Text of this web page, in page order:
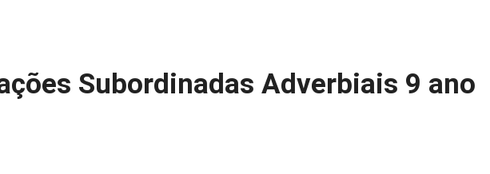
Subordinadas Adverbiais 9 ano